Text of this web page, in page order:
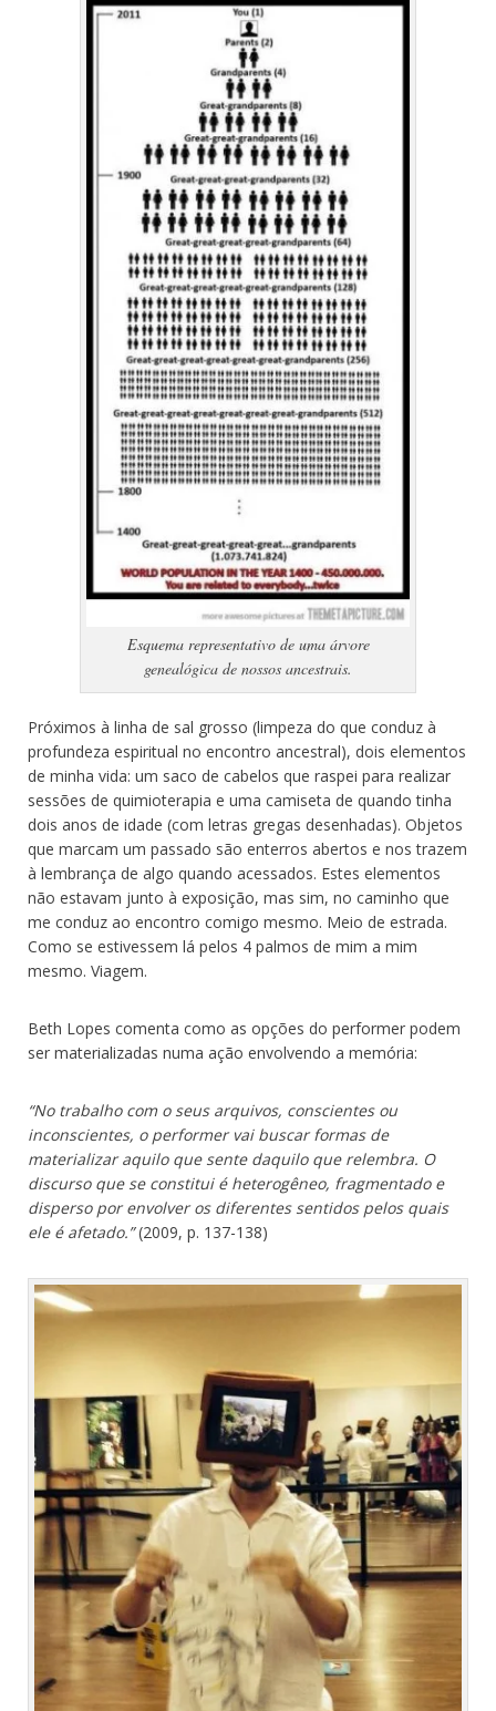
Esquema representativo de uma árvore
genealógica de nossos ancestrais.
Próximos à linha de sal grosso (limpeza do que conduz à
profundeza espiritual no encontro ancestral), dois elementos
de minha vida: um saco de cabelos que raspei para realizar
sessões de quimioterapia e uma camiseta de quando tinha
dois anos de idade (com letras gregas desenhadas). Objetos
que marcam um passado são enterros abertos e nos trazem
à lembrança de algo quando acessados. Estes elementos
não estavam junto à exposição, mas sim, no caminho que
me conduz ao encontro comigo mesmo. Meio de estrada.
Como se estivessem lá pelos 4 palmos de mim a mim
mesmo. Viagem.
Beth Lopes comenta como as opções do performer podem
ser materializadas numa ação envolvendo a memória:
“No trabalho com o seus arquivos, conscientes ou
inconscientes, o performer vai buscar formas de
materializar aquilo que sente daquilo que relembra. O
discurso que se constitui é heterogêneo, fragmentado e
disperso por envolver os diferentes sentidos pelos quais
ele é afetado.”(2009, p. 137-138)